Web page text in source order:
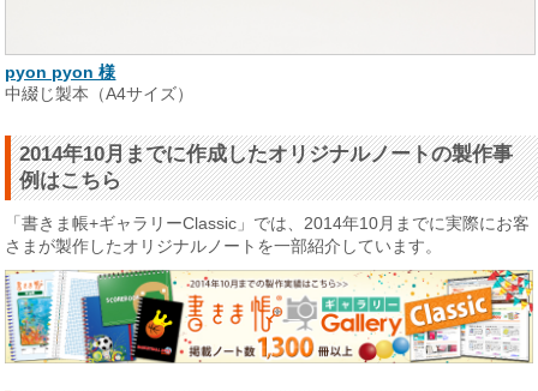
pyon pyon 様
中綴じ製本（A4サイズ）
2014年10月までに作成したオリジナルノートの製作事
例はこちら
「書きま帳+ギャラリーClassic」では、2014年10月までに実際にお客
さまが製作したオリジナルノートを一部紹介しています。